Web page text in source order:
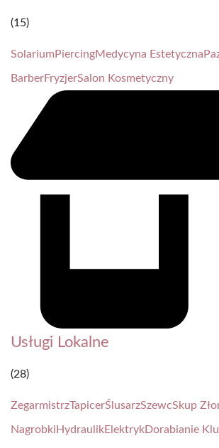
(15)
Solarium PiercingMedycyna Estetyczna
BarberFryzjerSalon Kosmetyczny
Usługi Lokalne
(28)
ZegarmistrzTapicerŚlusarzSzewcSkup
Nagrobki HydraulikElektrykDorabianie